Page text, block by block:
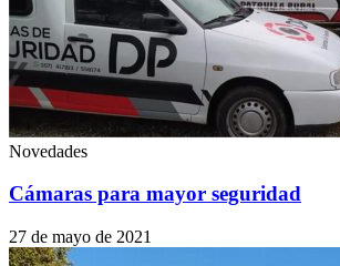
Novedades
Cámaras para mayor seguridad
27 de mayo de 2021